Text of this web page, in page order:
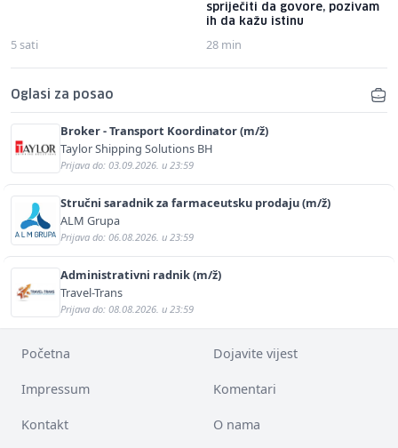
5 sati
spriječiti da govore, pozivam
ih da kažu istinu
28 min
Oglasi za posao
Broker - Transport Koordinator (m/ž)
Taylor Shipping Solutions BH
Prijava do: 03.09.2026. u 23:59
Stručni saradnik za farmaceutsku prodaju (m/ž)
ALM Grupa
Prijava do: 06.08.2026. u 23:59
Administrativni radnik (m/ž)
Travel-Trans
Prijava do: 08.08.2026. u 23:59
Početna Dojavite vijest
Impressum Komentari
Kontakt O nama